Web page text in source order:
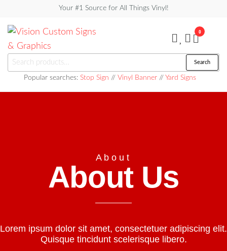
Your #1 Source for All Things Vinyl!
Vision
Custom
Search
Popular searches: Stop Sign // Vinyl Banner// Yard Signs
0
About
About Us
Lorem ipsum dolor sit amet, consectetuer adipiscing elit.
Quisque tincidunt scelerisque libero.